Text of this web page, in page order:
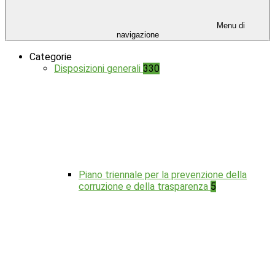
Menu di
navigazione
Categorie
Disposizioni generali 330
Piano triennale per la prevenzione della
corruzione e della trasparenza 5